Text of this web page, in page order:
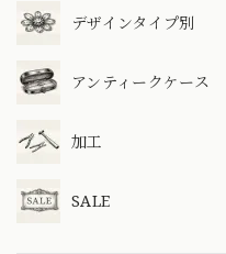
デザインタイプ別
アンティークケース
加工
SALE